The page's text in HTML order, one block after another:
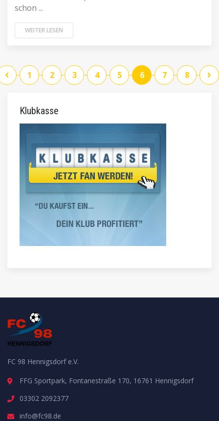
schon ...
WEITER LESEN
1 2 3 4 5 6 7 8
Klubkasse
FC 98 Hennigsdorf e.V.
FFG Sportpark, Fontanestraße 170, 16761 Hennigsdorf
03302 2092377
info@fc98.de